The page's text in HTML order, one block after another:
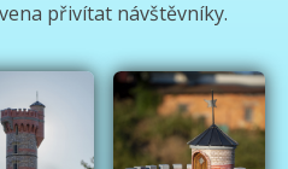
přivítat návštěvníky.